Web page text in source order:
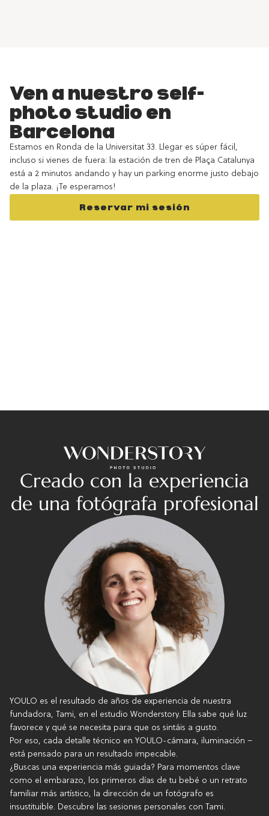
Ven a nuestro self-
photo studio en
Barcelona
Estamos en Ronda de la Universitat 33. Llegar es súper fácil,
incluso si vienes de fuera: la estación de tren de Plaça Catalunya
está a 2 minutos andando y hay un parking enorme justo debajo
de la plaza. ¡Te esperamos!
Reservar mi sesión
Creado con la experiencia
de una fotógrafa profesional
YOULO es el resultado de años de experiencia de nuestra
fundadora, Tami, en el estudio Wonderstory. Ella sabe qué luz
favorece y qué se necesita para que os sintáis a gusto.
Por eso, cada detalle técnico en YOULO-cámara, iluminación –
está pensado para un resultado impecable.
¿Buscas una experiencia más guiada? Para momentos clave
como el embarazo, los primeros días de tu bebé o un retrato
familiar más artístico, la dirección de un fotógrafo es
insustituible. Descubre las sesiones personales con Tami.